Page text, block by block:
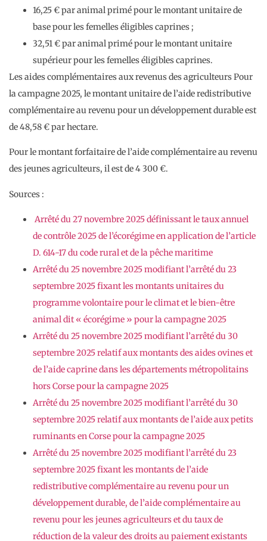
16,25 € par animal primé pour le montant unitaire de
base pour les femelles éligibles caprines ;
32,51 € par animal primé pour le montant unitaire
supérieur pour les femelles éligibles caprines.
Les aides complémentaires aux revenus des agriculteurs Pour
la campagne 2025, le montant unitaire de l’aide redistributive
complémentaire au revenu pour un développement durable est
de 48,58 € par hectare.
Pour le montant forfaitaire de l’aide complémentaire au revenu
des jeunes agriculteurs, il est de 4 300 €.
Sources :
Arrêté du 27 novembre 2025 définissant le taux annuel
de contrôle 2025 de l’écorégime en application de l’article
D. 614-17 du code rural et de la pêche maritime
Arrêté du 25 novembre 2025 modifiant l’arrêté du 23
septembre 2025 fixant les montants unitaires du
programme volontaire pour le climat et le bien-être
animal dit « écorégime » pour la campagne 2025
Arrêté du 25 novembre 2025 modifiant l’arrêté du 30
septembre 2025 relatif aux montants des aides ovines et
de l’aide caprine dans les départements métropolitains
hors Corse pour la campagne 2025
Arrêté du 25 novembre 2025 modifiant l’arrêté du 30
septembre 2025 relatif aux montants de l’aide aux petits
ruminants en Corse pour la campagne 2025
Arrêté du 25 novembre 2025 modifiant l’arrêté du 23
septembre 2025 fixant les montants de l’aide
redistributive complémentaire au revenu pour un
développement durable, de l’aide complémentaire au
revenu pour les jeunes agriculteurs et du taux de
réduction de la valeur des droits au paiement existants